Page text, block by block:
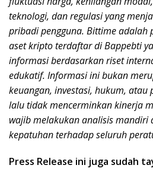
teknologi, dan regulasi yang
pribadi pengguna. Bittime adalah
aset kripto terdaftar di Bappebti
informasi berdasarkan riset
edukatif. Informasi ini bukan
keuangan, investasi, hukum, atau
lalu tidak mencerminkan kinerja
wajib melakukan analisis mandiri
kepatuhan terhadap seluruh
Press Release ini juga sudah